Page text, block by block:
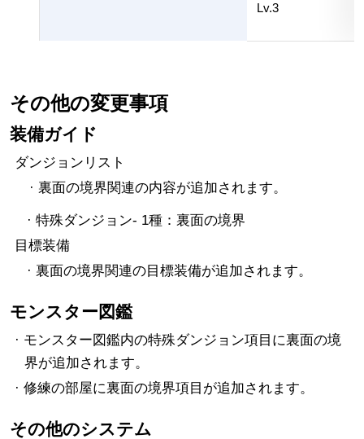
Lv.3
その他の変更事項
装備ガイド
ダンジョンリスト
· 裏面の境界関連の内容が追加されます。
· 特殊ダンジョン- 1種：裏面の境界
目標装備
· 裏面の境界関連の目標装備が追加されます。
モンスター図鑑
· モンスター図鑑内の特殊ダンジョン項目に裏面の境
界が追加されます。
· 修練の部屋に裏面の境界項目が追加されます。
その他のシステム